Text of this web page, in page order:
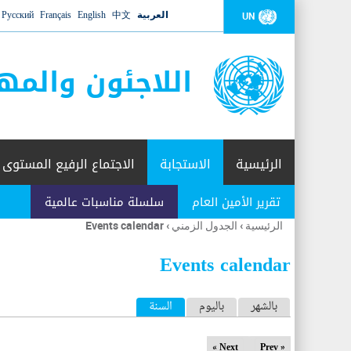
UN العربية 中文
English
Français
Русский
اللاجئون
الرئيسية الاستجابة
تقرير الأمين العام سلسلة مناسبات عالمية
الاجتماع الرفيع المستوى
أنت
هنا
الرئيسية › الجدول الزمني ›
Events calendar
Events calendar
ا
ل
بالشهر باليوم السنة (علامة التبويب النشطة)